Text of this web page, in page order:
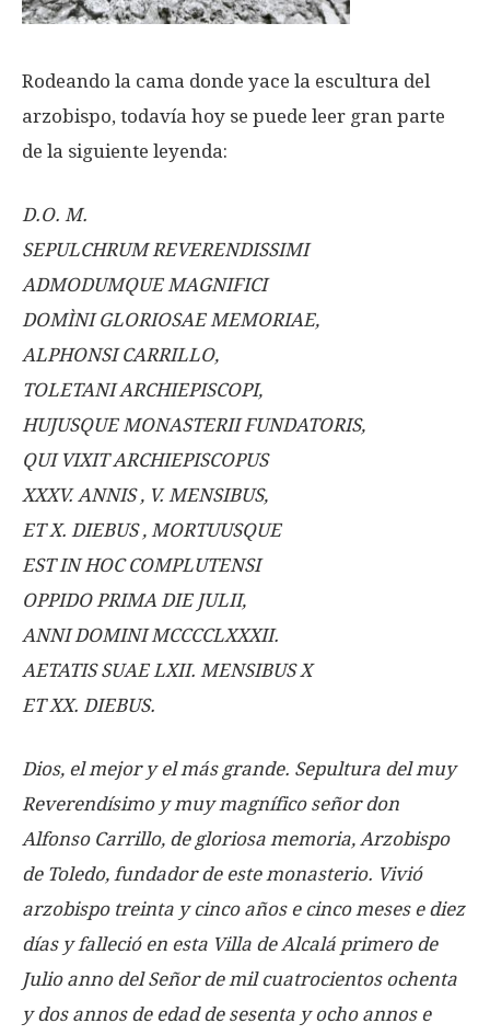
Rodeando la cama donde yace la escultura del
arzobispo, todavía hoy se puede leer gran parte
de la siguiente leyenda:
D.O. M.
SEPULCHRUM REVERENDISSIMI
ADMODUMQUE MAGNIFICI
DOMÌNI GLORIOSAE MEMORIAE,
ALPHONSI CARRILLO,
TOLETANI ARCHIEPISCOPI,
HUJUSQUE MONASTERII FUNDATORIS,
QUI VIXIT ARCHIEPISCOPUS
XXXV. ANNIS , V. MENSIBUS,
ET X. DIEBUS , MORTUUSQUE
EST IN HOC COMPLUTENSI
OPPIDO PRIMA DIE JULII,
ANNI DOMINI MCCCCLXXXII.
AETATIS SUAE LXII. MENSIBUS X
ET XX. DIEBUS.
Dios, el mejor y el más grande. Sepultura del muy
Reverendísimo y muy magnífico señor don
Alfonso Carrillo, de gloriosa memoria, Arzobispo
de Toledo, fundador de este monasterio. Vivió
arzobispo treinta y cinco años e cinco meses e diez
días y falleció en esta Villa de Alcalá primero de
Julio anno del Señor de mil cuatrocientos ochenta
y dos annos de edad de sesenta y ocho annos e